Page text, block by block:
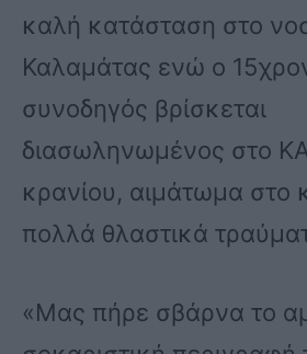
καλή κατάσταση στο
Καλαμάτας ενώ ο
συνοδηγός βρίσκεται
διασωληνωμένος στο
κρανίου, αιμάτωμα στο
πολλά θλαστικά
«Μας πήρε σβάρνα το